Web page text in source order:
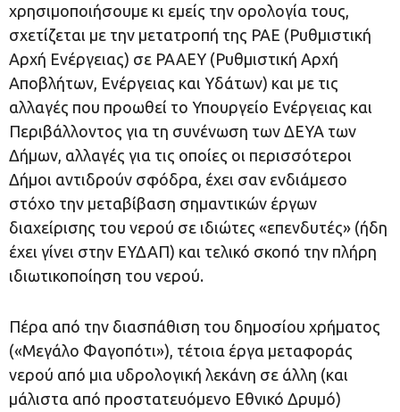
χρησιμοποιήσουμε κι εμείς την ορολογία τους,
σχετίζεται με την μετατροπή της ΡΑΕ (Ρυθμιστική
Αρχή Ενέργειας) σε ΡΑΑΕΥ (Ρυθμιστική Αρχή
Αποβλήτων, Ενέργειας και Υδάτων) και με τις
αλλαγές που προωθεί το Υπουργείο Ενέργειας και
Περιβάλλοντος για τη συνένωση των ΔΕΥΑ των
Δήμων, αλλαγές για τις οποίες οι περισσότεροι
Δήμοι αντιδρούν σφόδρα, έχει σαν ενδιάμεσο
στόχο την μεταβίβαση σημαντικών έργων
διαχείρισης του νερού σε ιδιώτες «επενδυτές» (ήδη
έχει γίνει στην ΕΥΔΑΠ) και τελικό σκοπό την πλήρη
ιδιωτικοποίηση του νερού.
Πέρα από την διασπάθιση του δημοσίου χρήματος
(«Μεγάλο Φαγοπότι»), τέτοια έργα μεταφοράς
νερού από μια υδρολογική λεκάνη σε άλλη (και
μάλιστα από προστατευόμενο Εθνικό Δρυμό)